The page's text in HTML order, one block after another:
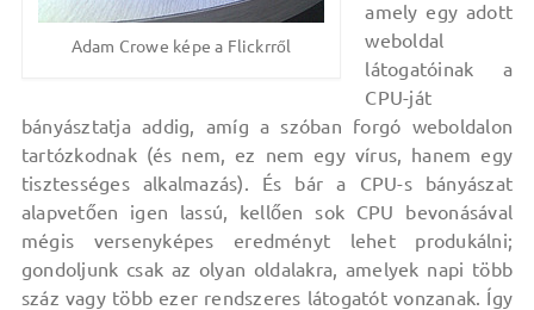
Adam Crowe képe a Flickrről
amely egy adott
weboldal
látogatóinak a
CPU-ját
bányásztatja addig, amíg a szóban forgó weboldalon
tartózkodnak (és nem, ez nem egy vírus, hanem egy
tisztességes alkalmazás). És bár a CPU-s bányászat
alapvetően igen lassú, kellően sok CPU bevonásával
mégis versenyképes eredményt lehet produkálni;
gondoljunk csak az olyan oldalakra, amelyek napi több
száz vagy több ezer rendszeres látogatót vonzanak. Így